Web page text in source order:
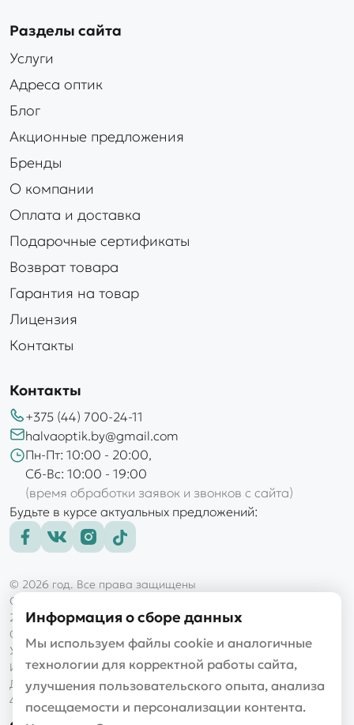
Разделы сайта
Услуги
Адреса оптик
Блог
Акционные предложения
Бренды
О компании
Оплата и доставка
Подарочные сертификаты
Возврат товара
Гарантия на товар
Лицензия
Контакты
Контакты
+375 (44) 700-24-11
halvaoptik.by@gmail.com
Пн-Пт: 10:00 - 20:00,
Сб-Вс: 10:00 - 19:00
(время обработки заявок и звонков с сайта)
Будьте в курсе актуальных предложений:
© 2026 год. Все права защищены
ООО «Голд оптик»
220101, г. Минск, пр-т Рокоссовского, д. 145, пом. 9Н
Свидетельство выдано Мингорисполкомом 16.11.2017
УНП 192997038
Интернет-магазин «halvaoptik.by»
Дата регистрации в торговом реестре 29.04.2020, №
480459
Информация о сборе данных
Мы используем файлы cookie и аналогичные
технологии для корректной работы сайта,
улучшения пользовательского опыта, анализа
посещаемости и персонализации контента.